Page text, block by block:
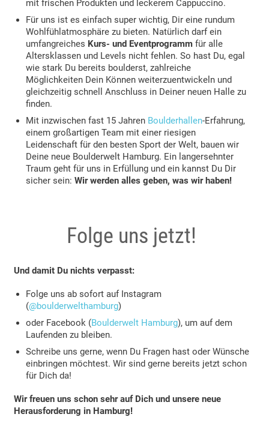
mit frischen Produkten und leckerem Cappuccino.
Für uns ist es einfach super wichtig, Dir eine rundum
Wohlfühlatmosphäre zu bieten. Natürlich darf ein
umfangreiches Kurs- und Eventprogrammfür alle
Altersklassen und Levels nicht fehlen. So hast Du, egal
wie stark Du bereits boulderst, zahlreiche
Möglichkeiten Dein Können weiterzuentwickeln und
gleichzeitig schnell Anschluss in Deiner neuen Halle zu
finden.
Mit inzwischen fast 15 Jahren Boulderhallen-Erfahrung,
einem großartigen Team mit einer riesigen
Leidenschaft für den besten Sport der Welt, bauen wir
Deine neue Boulderwelt Hamburg. Ein langersehnter
Traum geht für uns in Erfüllung und ein kannst Du Dir
sicher sein: Wir werden alles geben, was wir haben!
Folge uns jetzt!
Und damit Du nichts verpasst:
Folge uns ab sofort auf Instagram
(@boulderwelthamburg)
oder Facebook (Boulderwelt Hamburg), um auf dem
Laufenden zu bleiben.
Schreibe uns gerne, wenn Du Fragen hast oder Wünsche
einbringen möchtest. Wir sind gerne bereits jetzt schon
für Dich da!
Wir freuen uns schon sehr auf Dich und unsere neue
Herausforderung in Hamburg!